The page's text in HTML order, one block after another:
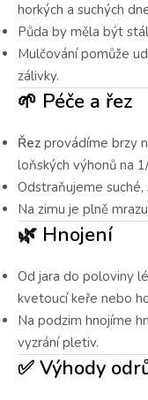
horkých a suchých
Půda by měla být
Mulčování pomůže
zálivky.
🌱 Péče a řez
Řez provádíme brzy
loňských výhonů na
Odstraňujeme
Na zimu je plně
🌿 Hnojení
Od jara do poloviny
kvetoucí keře nebo
Na podzim hnojíme
vyzrání pletiv.
✅ Výhody